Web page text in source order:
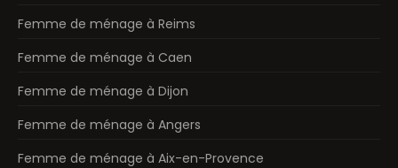
Femme de ménage à Reims
Femme de ménage à Caen
Femme de ménage à Dijon
Femme de ménage à Angers
Femme de ménage à Aix-en-Provence